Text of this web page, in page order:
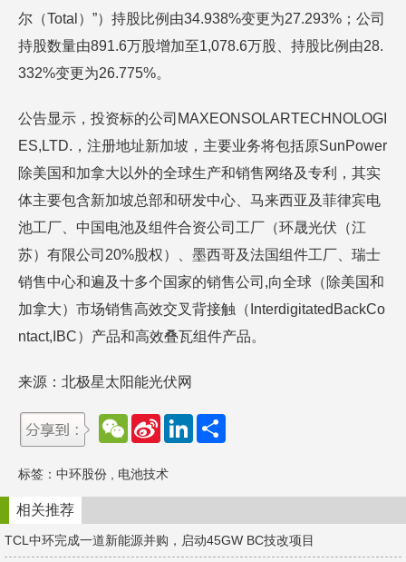
尔（Total）”）持股比例由34.938%变更为27.293%；公司
持股数量由891.6万股增加至1,078.6万股、持股比例由28.
332%变更为26.775%。
公告显示，投资标的公司MAXEONSOLARTECHNOLOGI
ES,LTD.，注册地址新加坡，主要业务将包括原SunPower
除美国和加拿大以外的全球生产和销售网络及专利，其实
体主要包含新加坡总部和研发中心、马来西亚及菲律宾电
池工厂、中国电池及组件合资公司工厂（环晟光伏（江
苏）有限公司20%股权）、墨西哥及法国组件工厂、瑞士
销售中心和遍及十多个国家的销售公司,向全球（除美国和
加拿大）市场销售高效交叉背接触（InterdigitatedBackCo
ntact,IBC）产品和高效叠瓦组件产品。
来源：北极星太阳能光伏网
W
e
a
t
S
a
W
e
b
o
L
d
n
标签： 中环股份 电池技术
相关推荐
TCL中环完成一道新能源并购，启动45GW BC技改项目